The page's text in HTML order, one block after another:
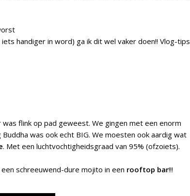
iets handiger in word) ga ik dit wel vaker doen!! Vlog-tips
flink op pad geweest. We gingen met een enorm
was ook echt BIG. We moesten ook aardig wat
. Met een luchtvochtigheidsgraad van 95% (ofzoiets).
schreeuwend-dure mojito in een rooftop bar!!!